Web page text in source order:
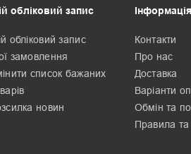
обліковий запис
обліковий запис
замовлення
список бажаних
новин
Інформація
Контакти
Про нас
Доставка
Варіанти
Обмін та
Правила